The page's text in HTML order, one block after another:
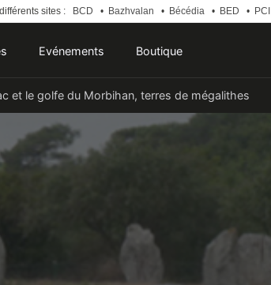
sites : BCD • Bazhvalan • Bécédia • BED • PCI
Evénements Boutique
et le golfe du Morbihan, terres de mégalithes